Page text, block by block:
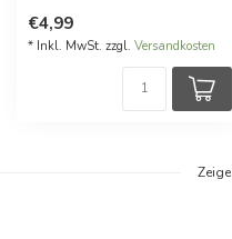
€4,99
* Inkl. MwSt. zzgl. Versandkosten
Zeige